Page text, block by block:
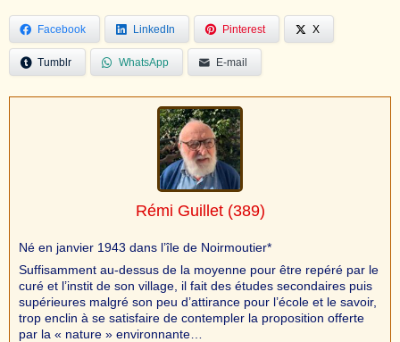
Facebook LinkedIn Pinterest X
Tumblr WhatsApp E-mail
Rémi Guillet(389)
Né en janvier 1943 dans l’île de Noirmoutier*
Suffisamment au-dessus de la moyenne pour être repéré par le
curé et l’instit de son village, il fait des études secondaires puis
supérieures malgré son peu d’attirance pour l’école et le savoir,
trop enclin à se satisfaire de contempler la proposition offerte
par la « nature » environnante…